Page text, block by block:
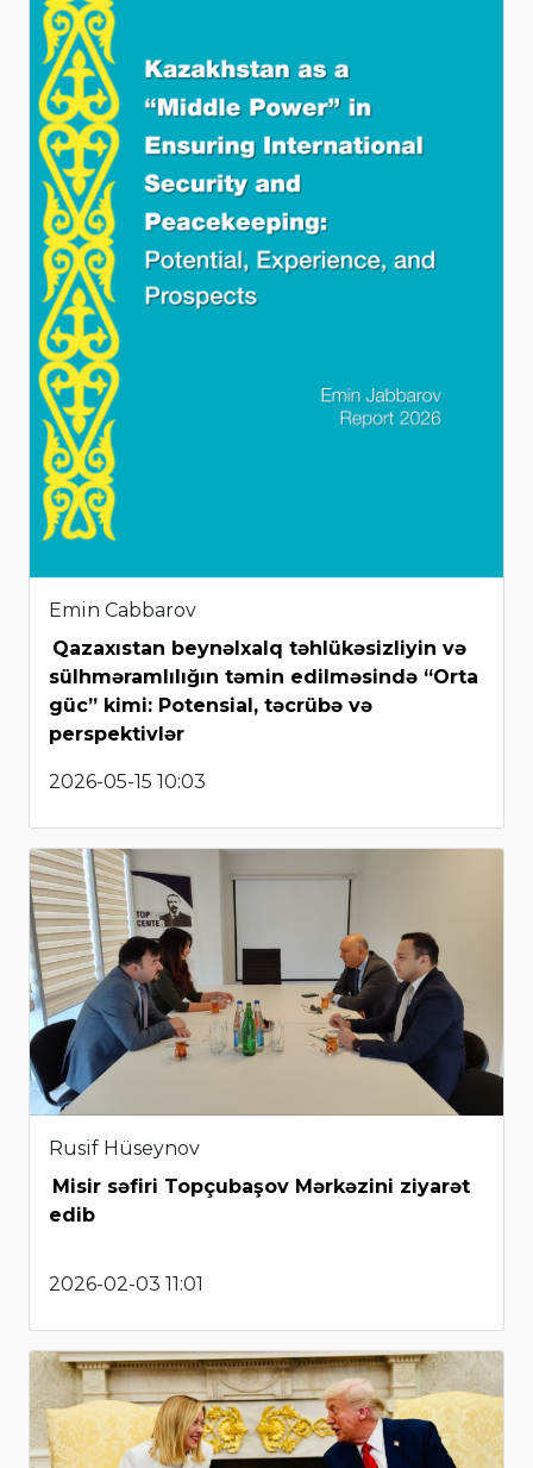
Emin Cabbarov
Qazaxıstan beynəlxalq təhlükəsizliyin və
sülhməramlılığın təmin edilməsində “Orta
güc” kimi: Potensial, təcrübə və
perspektivlər
2026-05-15 10:03
Rusif Hüseynov
Misir səfiri Topçubaşov Mərkəzini ziyarət
edib
2026-02-03 11:01